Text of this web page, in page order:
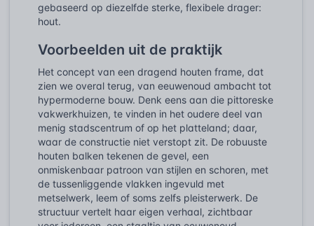
gebaseerd op diezelfde sterke, flexibele drager:
hout.
Voorbeelden uit de praktijk
Het concept van een dragend houten frame, dat
zien we overal terug, van eeuwenoud ambacht tot
hypermoderne bouw. Denk eens aan die pittoreske
vakwerkhuizen, te vinden in het oudere deel van
menig stadscentrum of op het platteland; daar,
waar de constructie niet verstopt zit. De robuuste
houten balken tekenen de gevel, een
onmiskenbaar patroon van stijlen en schoren, met
de tussenliggende vlakken ingevuld met
metselwerk, leem of soms zelfs pleisterwerk. De
structuur vertelt haar eigen verhaal, zichtbaar